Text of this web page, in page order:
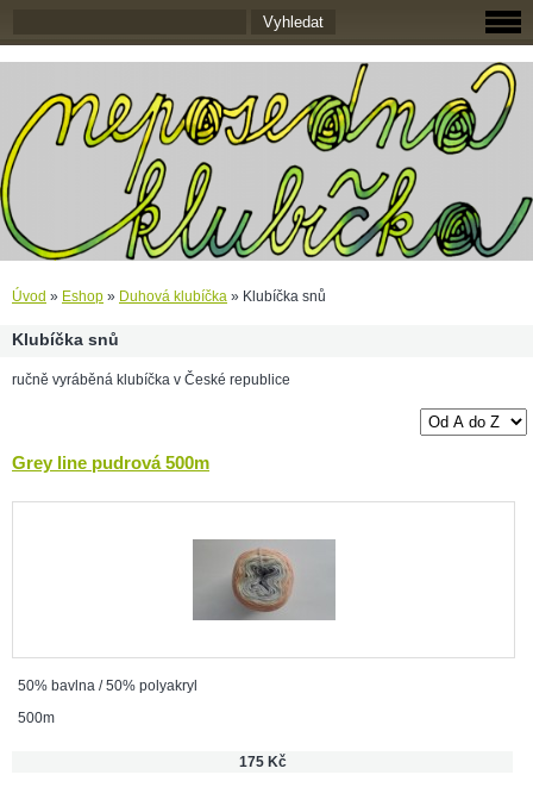
Úvod » Eshop » Duhová klubíčka » Klubíčka snů
Klubíčka snů
ručně vyráběná klubíčka v České republice
Grey line pudrová 500m
50% bavlna / 50% polyakryl
500m
175 Kč